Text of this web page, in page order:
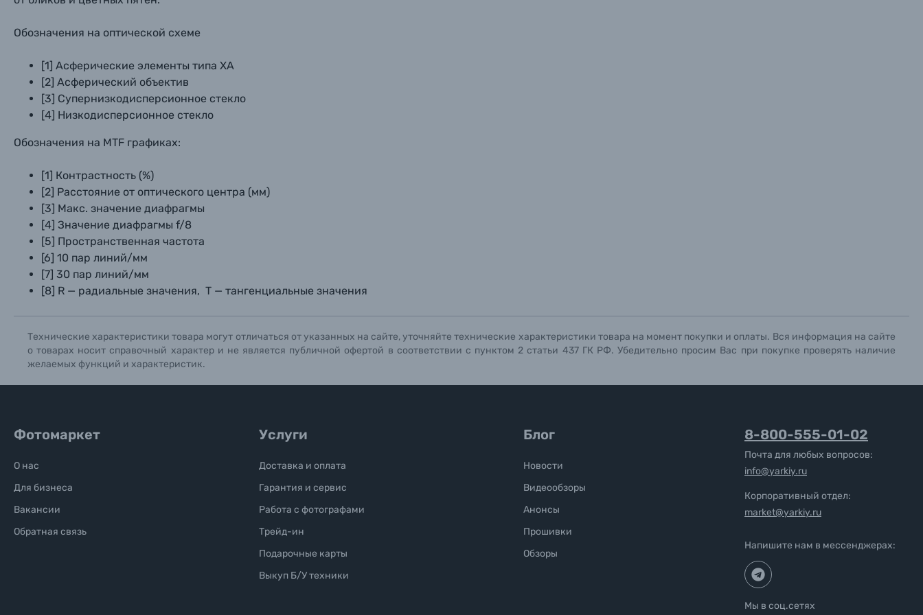
Обозначения на оптической схеме
[1] Асферические элементы типа XA
[2] Асферический объектив
[3] Супернизкодисперсионное стекло
[4] Низкодисперсионное стекло
Обозначения на MTF графиках:
[1] Контрастность (%)
[2] Расстояние от оптического центра (мм)
[3] Макс. значение диафрагмы
[4] Значение диафрагмы f/8
[5] Пространственная частота
[6] 10 пар линий/мм
[7] 30 пар линий/мм
[8] R — радиальные значения, T — тангенциальные значения
Технические характеристики товара могут отличаться от указанных на сайте, уточняйте технические характеристики товара на момент покупки и оплаты. Вся информация на сайте
о товарах носит справочный характер и не является публичной офертой в соответствии с пунктом 2 статьи 437 ГК РФ. Убедительно просим Вас при покупке проверять наличие
желаемых функций и характеристик.
Фотомаркет
О нас
Для бизнеса
Вакансии
Обратная связь
Услуги
Доставка и оплата
Гарантия и сервис
Работа с фотографами
Трейд-ин
Подарочные карты
Выкуп Б/У техники
Блог
Новости
Видеообзоры
Анонсы
Прошивки
Обзоры
8-800-555-01-02
Почта для любых вопросов:
info@yarkiy.ru
Корпоративный отдел:
market@yarkiy.ru
Напишите нам в мессенджерах:
Мы в соц.сетях